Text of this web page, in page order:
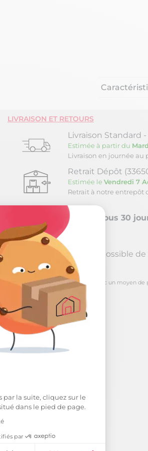
par la suite, cliquez sur le
dans le pied de page.
par
LIVRAISON ET RETOURS
Livraison Standard -
Estimée à partir du
Livraison en journée au
Retrait Dépôt
Estimée le Vendredi 7
Retrait à notre entrepôt
Retour sous 30
Reprise possible
pour toute commande passée avec un moyen